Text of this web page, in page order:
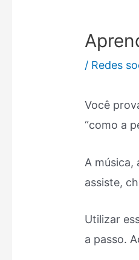
/ Redes
Você
“como a
A música,
assiste,
Utilizar
a passo.